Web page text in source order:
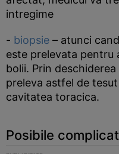
intregime
- biopsie – atunci
este prelevata pentru
bolii. Prin
preleva astfel de
cavitatea toracica.
Posibile